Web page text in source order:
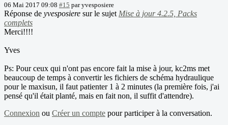
06 Mai 2017 09:08 #15 paryvesposiere
Réponse de yvesposiere sur le sujet Mise à jour 4.2.5, Packs
complets
Merci!!!!
Yves
Ps: Pour ceux qui n'ont pas encore fait la mise à jour, kc2ms met
beaucoup de temps à convertir les fichiers de schéma hydraulique
pour le maxisun, il faut patienter 1 à 2 minutes (la première fois, j'ai
pensé qu'il était planté, mais en fait non, il suffit d'attendre).
Connexion ou Créer un compte pour participer à la conversation.